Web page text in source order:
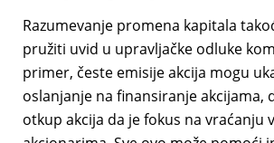
Razumevanje promena kapitala
pružiti uvid u upravljačke odluke
primer, česte emisije akcija mogu
oslanjanje na finansiranje akcijama,
otkup akcija da je fokus na vraćanju